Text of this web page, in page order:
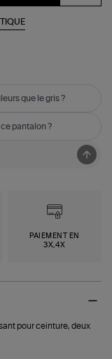
que le gris ?
pantalon ?
PAIEMENT EN
3X,4X
pour ceinture, deux